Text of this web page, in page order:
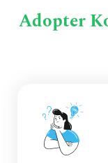
Adopter